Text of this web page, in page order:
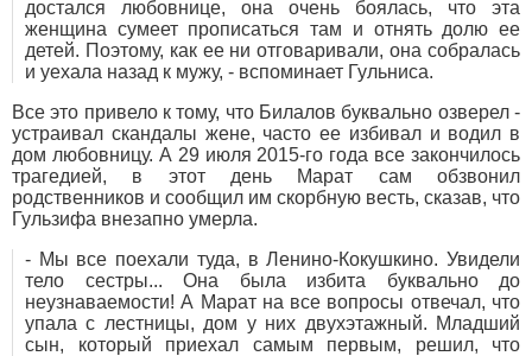
достался любовнице, она очень боялась, что эта
женщина сумеет прописаться там и отнять долю ее
детей. Поэтому, как ее ни отговаривали, она собралась
и уехала назад к мужу, - вспоминает Гульниса.
Все это привело к тому, что Билалов буквально озверел -
устраивал скандалы жене, часто ее избивал и водил в
дом любовницу. А 29 июля 2015-го года все закончилось
трагедией, в этот день Марат сам обзвонил
родственников и сообщил им скорбную весть, сказав, что
Гульзифа внезапно умерла.
- Мы все поехали туда, в Ленино-Кокушкино. Увидели
тело сестры... Она была избита буквально до
неузнаваемости! А Марат на все вопросы отвечал, что
упала с лестницы, дом у них двухэтажный. Младший
сын, который приехал самым первым, решил, что